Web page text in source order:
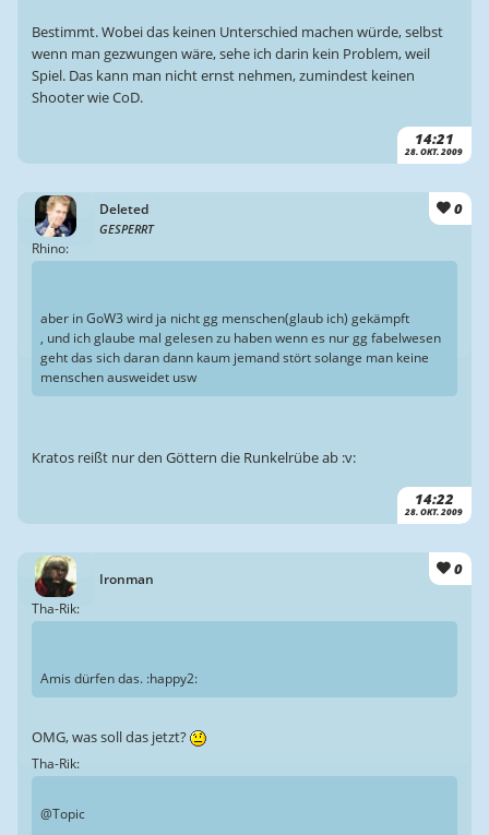
14:21
28. OKT. 2009
Bestimmt. Wobei das keinen Unterschied machen würde, selbst
wenn man gezwungen wäre, sehe ich darin kein Problem, weil
Spiel. Das kann man nicht ernst nehmen, zumindest keinen
Shooter wie CoD.
Deleted
GESPERRT
0
14:22
28. OKT. 2009
Rhino:
aber in GoW3 wird ja nicht gg menschen(glaub ich) gekämpft
, und ich glaube mal gelesen zu haben wenn es nur gg fabelwesen
geht das sich daran dann kaum jemand stört solange man keine
menschen ausweidet usw
Kratos reißt nur den Göttern die Runkelrübe ab :v:
Ironman
0
Tha-Rik:
Amis dürfen das. :happy2:
OMG, was soll das jetzt?
Tha-Rik:
@Topic